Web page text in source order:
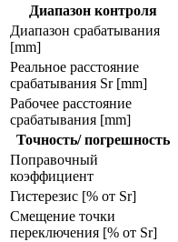
Диапазон контроля
Диапазон срабатывания
[mm]
Реальное расстояние
срабатывания Sr [mm]
Рабочее расстояние
срабатывания [mm]
Точность/ погрешность
Поправочный
коэффициент
Гистерезис [% от Sr]
Смещение точки
переключения [% от Sr]